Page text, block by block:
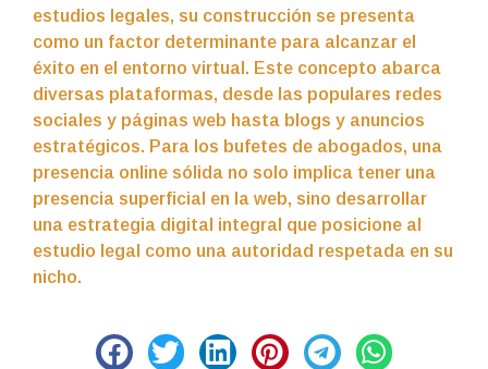
estudios legales, su construcción se presenta
como un factor determinante para alcanzar el
éxito en el entorno virtual. Este concepto abarca
diversas plataformas, desde las populares redes
sociales y páginas web hasta blogs y anuncios
estratégicos. Para los bufetes de abogados, una
presencia online sólida no solo implica tener una
presencia superficial en la web, sino desarrollar
una estrategia digital integral que posicione al
estudio legal como una autoridad respetada en su
nicho.